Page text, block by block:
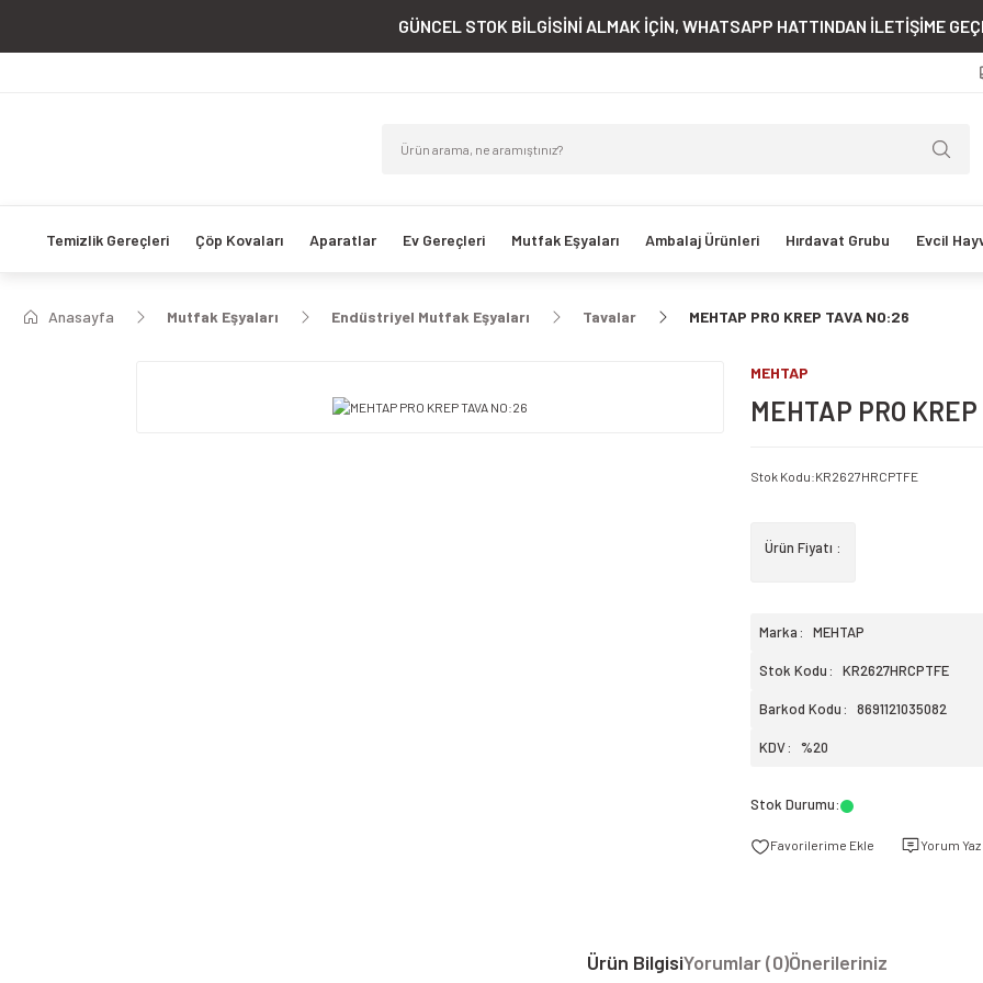
GÜNCEL STOK BİLGİSİNİ ALMAK İÇİN, WHATSAPP HATTINDAN İLETİŞİME
Temizlik Gereçleri Çöp Kovaları Aparatlar Ev Gereçleri Mutfak Eşyaları Ambalaj Ürünleri Hırdavat Grubu Evcil
Anasayfa Mutfak Eşyaları Endüstriyel Mutfak Eşyaları Tavalar MEHTAP PRO KREP TAVA NO:26
MEHTAP
MEHTAP PRO
Stok Kodu:KR2627HRCPTFE
Ürün Fiyatı :
Marka MEHTAP
Stok Kodu KR2627HRCPTFE
Barkod Kodu 8691121035082
KDV %20
Stok Durumu:
Yorum Yaz
Ürün BilgisiYorumlar (0)Önerileriniz